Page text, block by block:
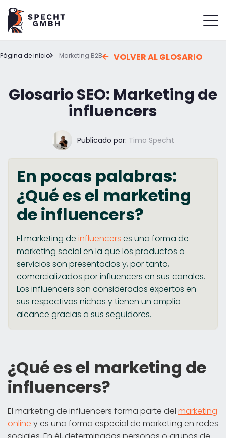
Página de inicio Marketing B2B VOLVER AL GLOSARIO
Glosario SEO: Marketing de
influencers
Publicado por: Timo Specht
En pocas palabras:
¿Qué es el marketing
de influencers?
El marketing de influencers es una forma de
marketing social en la que los productos o
servicios son presentados y, por tanto,
comercializados por influencers en sus canales.
Los influencers son considerados expertos en
sus respectivos nichos y tienen un amplio
alcance gracias a sus seguidores.
¿Qué es el marketing de
influencers?
El marketing de influencers forma parte del marketing
online y es una forma especial de marketing en redes